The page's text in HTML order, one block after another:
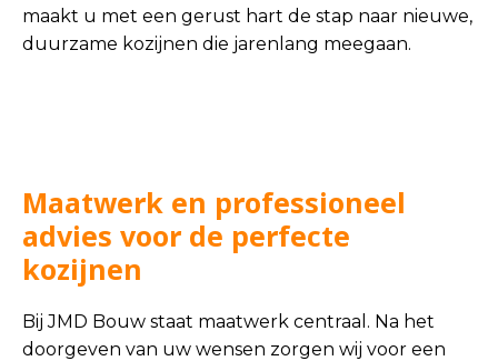
maakt u met een gerust hart de stap naar nieuwe,
duurzame kozijnen die jarenlang meegaan.
Maatwerk en professioneel
advies voor de perfecte
kozijnen
Bij JMD Bouw staat maatwerk centraal. Na het
doorgeven van uw wensen zorgen wij voor een